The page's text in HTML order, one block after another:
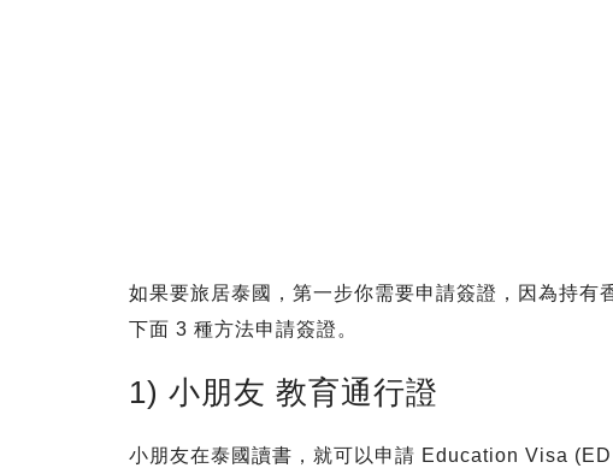
如果要旅居泰國，第一步你需要申請簽證，因為持有
下面 3 種方法申請簽證。
1) 小朋友 教育通行證
小朋友在泰國讀書，就可以申請 Education Visa